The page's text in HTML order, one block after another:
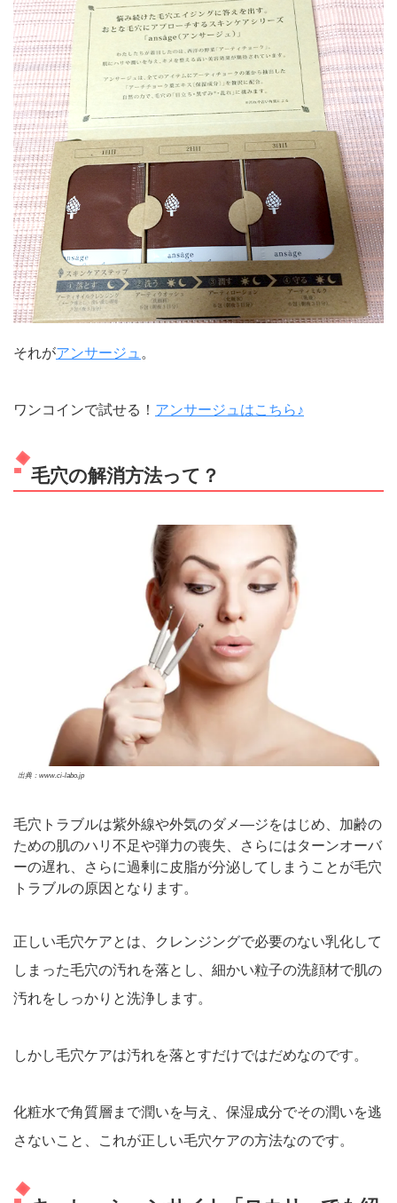
それがアンサージュ 。
ワンコインで試せる！ アンサージュはこちら♪
毛穴の解消方法って？
出典：www.ci-labo.jp
毛穴トラブルは紫外線や外気のダメ―ジをはじめ、加齢の
ための肌のハリ不足や弾力の喪失、さらにはターンオーバ
ーの遅れ、さらに過剰に皮脂が分泌してしまうことが毛穴
トラブルの原因となります。
正しい毛穴ケアとは、クレンジングで必要のない乳化して
しまった毛穴の汚れを落とし、細かい粒子の洗顔材で肌の
汚れをしっかりと洗浄します。
しかし毛穴ケアは汚れを落とすだけではだめなのです。
化粧水で角質層まで潤いを与え、保湿成分でその潤いを逃
さないこと、これが正しい毛穴ケアの方法なのです。